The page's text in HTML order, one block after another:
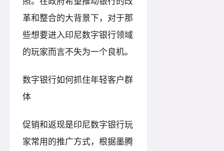
革和整合的大背景下，对于那
些想要进入印尼数字银行领域
的玩家而言不失为一个良机。
数字银行如何抓住年轻客户群
体
促销和返现是印尼数字银行玩
家常用的推广方式，根据墨腾